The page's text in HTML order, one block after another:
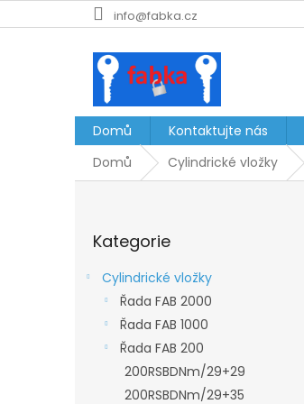
na
info@fabka.cz
Domů Kontaktujte nás
Domů
Cylindrické vložky
kategorie
Kategorie
Cylindrické vložky
Řada FAB 2000
Řada FAB 1000
Řada FAB 200
200RSBDNm/29+29
200RSBDNm/29+35